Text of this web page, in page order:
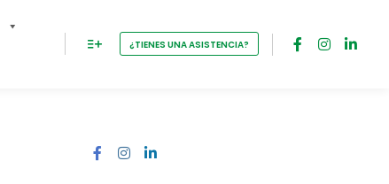
¿TIENES UNA ASISTENCIA?